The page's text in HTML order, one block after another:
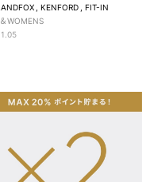
KENFORD
FIT-IN
WOMENS